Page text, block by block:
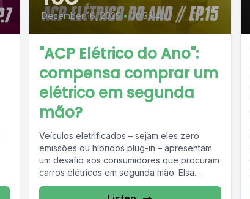
December 16, 2025 • 00:33:40
"ACP Elétrico do Ano":
compensa comprar um
elétrico em segunda
mão?
Veículos eletrificados – sejam eles zero
emissões ou híbridos plug-in – apresentam
um desafio aos consumidores que procuram
carros elétricos em segunda mão. Elsa...